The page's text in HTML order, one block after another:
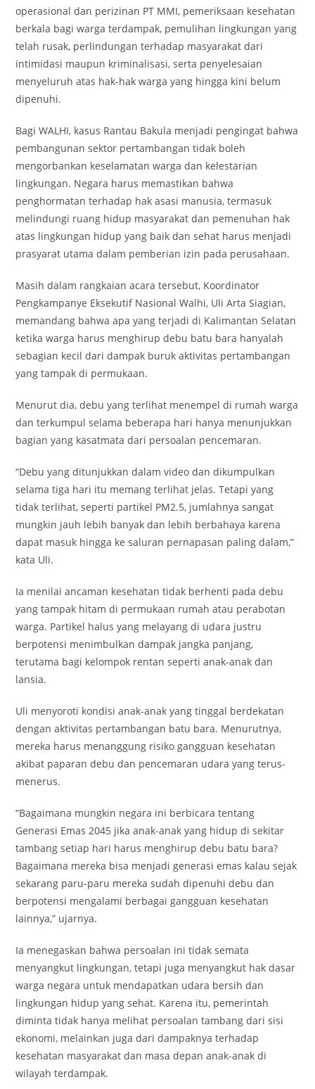
operasional dan perizinan PT MMI, pemeriksaan kesehatan
berkala bagi warga terdampak, pemulihan lingkungan yang
telah rusak, perlindungan terhadap masyarakat dari
intimidasi maupun kriminalisasi, serta penyelesaian
menyeluruh atas hak-hak warga yang hingga kini belum
dipenuhi.
Bagi WALHI, kasus Rantau Bakula menjadi pengingat bahwa
pembangunan sektor pertambangan tidak boleh
mengorbankan keselamatan warga dan kelestarian
lingkungan. Negara harus memastikan bahwa
penghormatan terhadap hak asasi manusia, termasuk
melindungi ruang hidup masyarakat dan pemenuhan hak
atas lingkungan hidup yang baik dan sehat harus menjadi
prasyarat utama dalam pemberian izin pada perusahaan.
Masih dalam rangkaian acara tersebut, Koordinator
Pengkampanye Eksekutif Nasional Walhi, Uli Arta Siagian,
memandang bahwa apa yang terjadi di Kalimantan Selatan
ketika warga harus menghirup debu batu bara hanyalah
sebagian kecil dari dampak buruk aktivitas pertambangan
yang tampak di permukaan.
Menurut dia, debu yang terlihat menempel di rumah warga
dan terkumpul selama beberapa hari hanya menunjukkan
bagian yang kasatmata dari persoalan pencemaran.
“Debu yang ditunjukkan dalam video dan dikumpulkan
selama tiga hari itu memang terlihat jelas. Tetapi yang
tidak terlihat, seperti partikel PM2.5, jumlahnya sangat
mungkin jauh lebih banyak dan lebih berbahaya karena
dapat masuk hingga ke saluran pernapasan paling dalam,”
kata Uli.
Ia menilai ancaman kesehatan tidak berhenti pada debu
yang tampak hitam di permukaan rumah atau perabotan
warga. Partikel halus yang melayang di udara justru
berpotensi menimbulkan dampak jangka panjang,
terutama bagi kelompok rentan seperti anak-anak dan
lansia.
Uli menyoroti kondisi anak-anak yang tinggal berdekatan
dengan aktivitas pertambangan batu bara. Menurutnya,
mereka harus menanggung risiko gangguan kesehatan
akibat paparan debu dan pencemaran udara yang terus-
menerus.
“Bagaimana mungkin negara ini berbicara tentang
Generasi Emas 2045 jika anak-anak yang hidup di sekitar
tambang setiap hari harus menghirup debu batu bara?
Bagaimana mereka bisa menjadi generasi emas kalau sejak
sekarang paru-paru mereka sudah dipenuhi debu dan
berpotensi mengalami berbagai gangguan kesehatan
lainnya,” ujarnya.
Ia menegaskan bahwa persoalan ini tidak semata
menyangkut lingkungan, tetapi juga menyangkut hak dasar
warga negara untuk mendapatkan udara bersih dan
lingkungan hidup yang sehat. Karena itu, pemerintah
diminta tidak hanya melihat persoalan tambang dari sisi
ekonomi, melainkan juga dari dampaknya terhadap
kesehatan masyarakat dan masa depan anak-anak di
wilayah terdampak.